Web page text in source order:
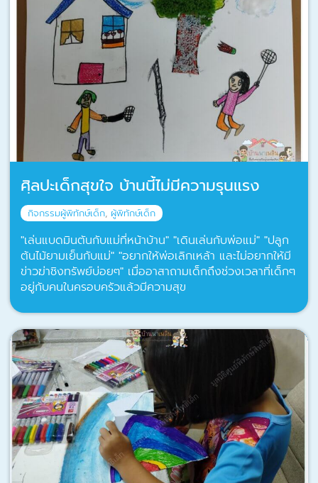
ศฺิลปะเด็กสุขใจ บ้านนี้ไม่มีความรุนแรง
กิจกรรมผู้พิทักษ์เด็ก, ผู้พิทักษ์เด็ก
"เล่นแบดมินตันกับแม่ที่หน้าบ้าน" "เดินเล่นกับพ่อแม่" "ปลูก
ต้นไม้ยามเย็นกับแม่" "อยากให้พ่อเลิกเหล้า และไม่อยากให้มี
ข่าวฆ่าชิงทรัพย์บ่อยๆ" เมื่ออาสาถามเด็กถึงช่วงเวลาที่เด็กๆ
อยู่กับคนในครอบครัวแล้วมีความสุข